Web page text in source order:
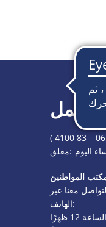
الياء
العمل
)
الإضافية
مغلق:
معنا عبر
الهاتف: